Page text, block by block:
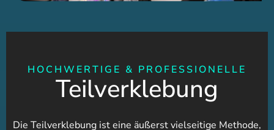
HOCHWERTIGE & PROFESSIONELLE
Teilverklebung
Die Teilverklebung ist eine äußerst vielseitige Methode,